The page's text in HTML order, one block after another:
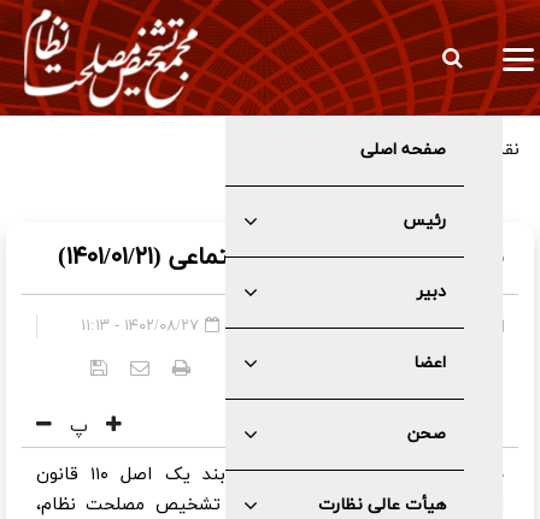
صفحه اصلی
رئیس
دبیر
اعضا
صحن
هیأت عالی نظارت
نقشه راه رهبر شهید انقلاب اسلامی برای رونق تولید و سرمایه انسانی
سیاست های کلی تامین اجتماعی (۱۴۰۱/۰۱/۲۱)
صفحه اصلی»عمومی
۱۴۰۲/۰۸/۲۷ - ۱۱:۱۳
کد خبر:
پ
حضرت آیت‌الله خامنه‌ای در اجرای بند یک اصل ۱۱۰ قانون
اساسی و پس از مشورت با مجمع تشخیص مصلحت نظام،